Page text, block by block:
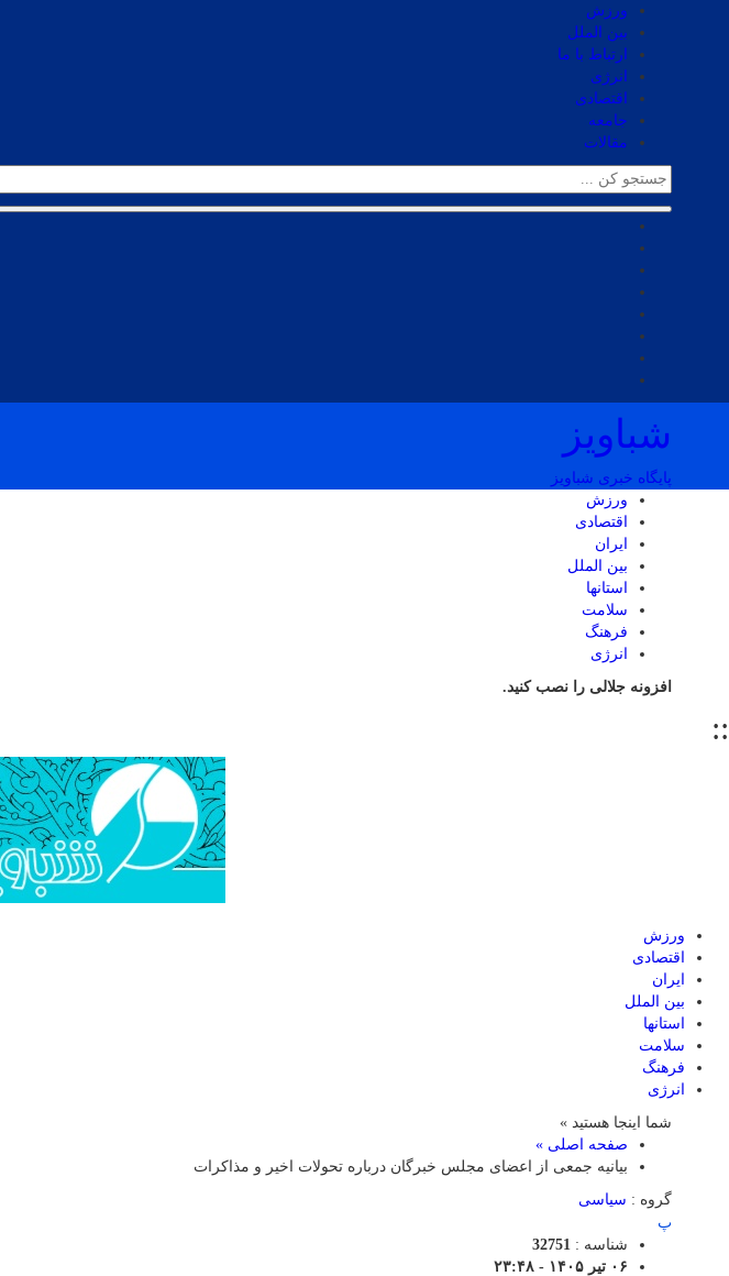
ورزش
بین الملل
ارتباط با ما
انرژی
اقتصادی
جامعه
مقالات
شباویز
پایگاه خبری شباویز
ورزش
اقتصادی
ایران
بین الملل
استانها
سلامت
فرهنگ
انرژی
افزونه جلالی را نصب کنید.
::
ورزش
اقتصادی
ایران
بین الملل
استانها
سلامت
فرهنگ
انرژی
شما اینجا هستید »
صفحه اصلی »
بیانیه جمعی از اعضای مجلس خبرگان درباره تحولات اخیر و مذاکرات
گروه : سیاسی
پ
شناسه : 32751
۰۶ تیر ۱۴۰۵ - ۲۳:۴۸